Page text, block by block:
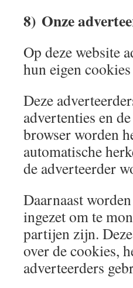
8) Onze
Op deze website
hun eigen
Deze
advertenties en
browser worden
automatische
de adverteerder
Daarnaast
ingezet om te
partijen zijn.
over de cookies,
adverteerders